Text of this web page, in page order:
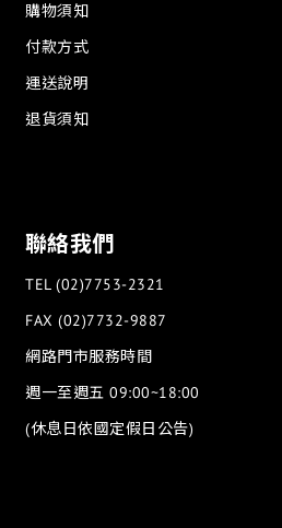
購物須知
付款方式
運送說明
退貨須知
聯絡我們
TEL (02)7753-2321
FAX (02)7732-9887
網路門市服務時間
週一至週五 09:00~18:00
(休息日依國定假日公告)